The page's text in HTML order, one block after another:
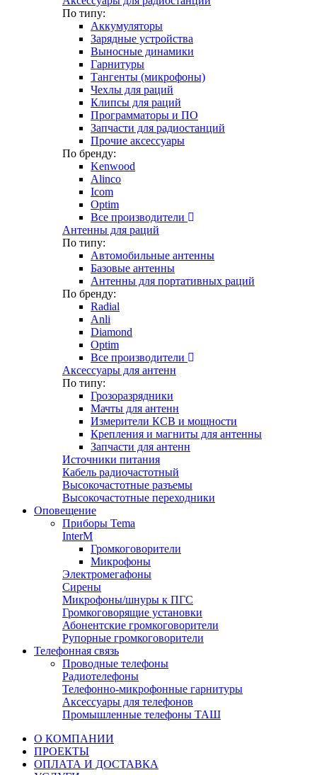
По типу:
Аккумуляторы
Зарядные устройства
Выносные динамики
Гарнитуры
Тангенты (микрофоны)
Чехлы для раций
Клипсы для раций
Программаторы и ПО
Запчасти для радиостанций
Прочие аксессуары
По бренду:
Kenwood
Alinco
Icom
Optim
Все производители
Антенны для раций
По типу:
Автомобильные антенны
Базовые антенны
Антенны для портативных раций
По бренду:
Radial
Anli
Diamond
Optim
Все производители
Аксессуары для антенн
По типу:
Грозоразрядники
Мачты для антенн
Измерители КСВ и мощности
Крепления и магниты для антенны
Запчасти для антенн
Источники питания
Кабель радиочастотный
Высокочастотные разъемы
Высокочастотные переходники
Оповещение
Приборы Tema
InterM
Громкоговорители
Микрофоны
Электромегафоны
Сирены
Микрофоны/шнуры к ПГС
Громкоговорящие установки
Абонентские громкоговорители
Рупорные громкоговорители
Телефонная связь
Проводные телефоны
Радиотелефоны
Телефонно-микрофонные гарнитуры
Аксессуары для телефонов
Промышленные телефоны ТАШ
О КОМПАНИИ
ПРОЕКТЫ
ОПЛАТА И ДОСТАВКА